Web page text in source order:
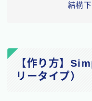
結構
【作り方】
リータイプ）